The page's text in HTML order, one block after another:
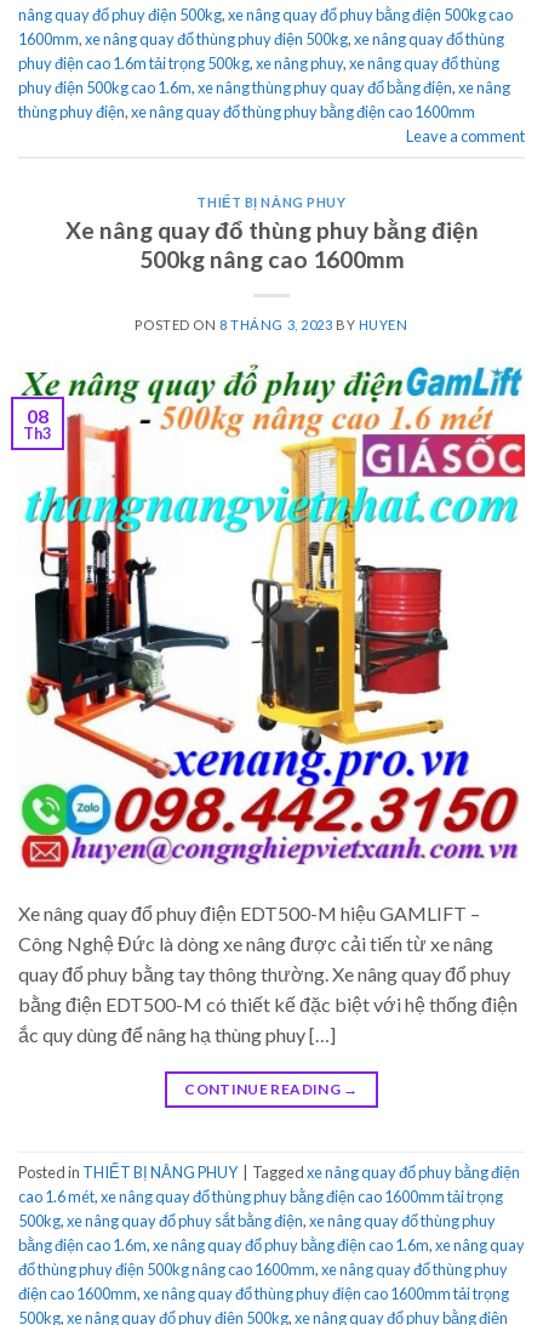
nâng quay đổ phuy điện 500kg,xe nâng quay đổ phuy bằng điện 500kg cao
1600mm,xe nâng quay đổ thùng phuy điện 500kg,xe nâng quay đổ thùng
phuy điện cao 1.6m tải trọng 500kg,xe nâng phuy,xe nâng quay đổ thùng
phuy điện 500kg cao 1.6m,xe nâng thùng phuy quay đổ bằng điện,xe nâng
thùng phuy điện,xe nâng quay đổ thùng phuy bằng điện cao 1600mm
Leave a comment
THIẾT BỊ NÂNG PHUY
Xe nâng quay đổ thùng phuy bằng điện
500kg nâng cao 1600mm
POSTED ON 8 THÁNG 3, 2023 BY HUYEN
08
Th3
Xe nâng quay đổ phuy điện EDT500-M hiệu GAMLIFT –
Công Nghệ Đức là dòng xe nâng được cải tiến từ xe nâng
quay đổ phuy bằng tay thông thường. Xe nâng quay đổ phuy
bằng điện EDT500-M có thiết kế đặc biệt với hệ thống điện
ắc quy dùng để nâng hạ thùng phuy […]
CONTINUE READING →
Posted in THIẾT BỊ NÂNG PHUY Taggedxe nâng quay đổ phuy bằng điện
cao 1.6 mét,xe nâng quay đổ thùng phuy bằng điện cao 1600mm tải trọng
500kg,xe nâng quay đổ phuy sắt bằng điện,xe nâng quay đổ thùng phuy
bằng điện cao 1.6m,xe nâng quay đổ phuy bằng điện cao 1.6m,xe nâng quay
đổ thùng phuy điện 500kg nâng cao 1600mm,xe nâng quay đổ thùng phuy
điện cao 1600mm,xe nâng quay đổ thùng phuy điện cao 1600mm tải trọng
500kg,xe nâng quay đổ phuy điện 500kg,xe nâng quay đổ phuy bằng điện